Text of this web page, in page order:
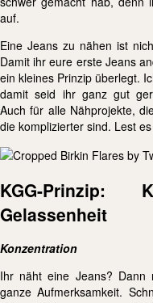
auf.
Eine Jeans zu nähen ist
Damit ihr eure erste Jeans
ein kleines Prinzip überlegt.
damit seid ihr ganz gut
Auch für alle Nähprojekte,
die komplizierter sind. Lest
KGG-Prinzip:
Gelassenheit
Konzentration
Ihr näht eine Jeans?
ganze Aufmerksamkeit.